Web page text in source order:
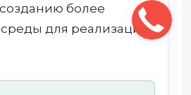
более
для реализации